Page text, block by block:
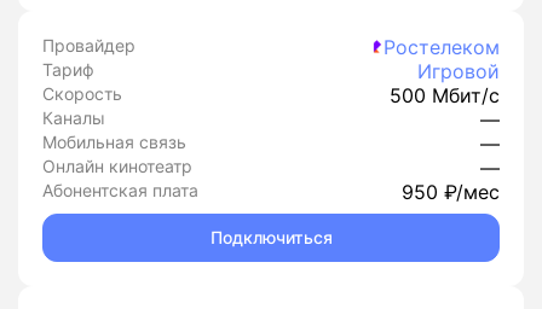
Провайдер Ростелеком
Тариф Игровой
Скорость 500 Мбит/с
Каналы —
Мобильная связь —
Онлайн кинотеатр —
Абонентская плата 950 ₽/мес
Подключиться